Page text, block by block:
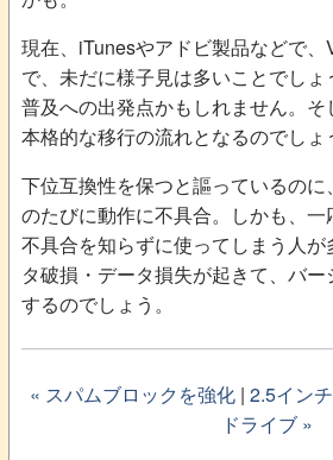
現在、iTunesやアドビ製品などで
で、未だに様子見は多いことでし
普及への出発点かもしれません。
本格的な移行の流れとなるのでしょ
下位互換性を保つと謳っているの
のたびに動作に不具合。しかも、一
不具合を知らずに使ってしまう人
タ破損・データ損失が起きて、バ
するのでしょう。
« スパムブロックを強化| 2.5イン
ドライブ »